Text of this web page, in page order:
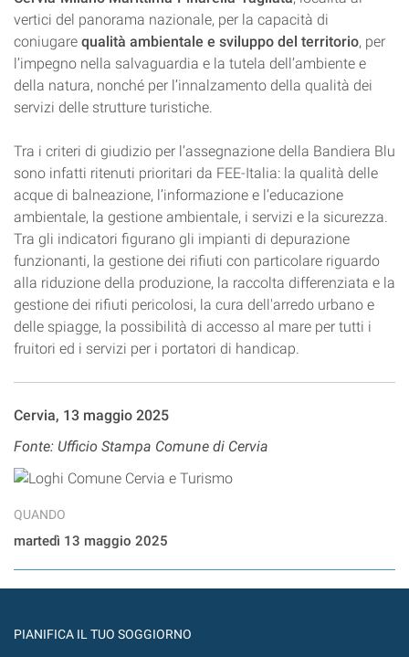
vertici del panorama nazionale, per la capacità di
coniugare qualità ambientale e sviluppo del territorio, per
l’impegno nella salvaguardia e la tutela dell’ambiente e
della natura, nonché per l’innalzamento della qualità dei
servizi delle strutture turistiche.
Tra i criteri di giudizio per l’assegnazione della Bandiera Blu
sono infatti ritenuti prioritari da FEE-Italia: la qualità delle
acque di balneazione, l’informazione e l’educazione
ambientale, la gestione ambientale, i servizi e la sicurezza.
Tra gli indicatori figurano gli impianti di depurazione
funzionanti, la gestione dei rifiuti con particolare riguardo
alla riduzione della produzione, la raccolta differenziata e la
gestione dei rifiuti pericolosi, la cura dell'arredo urbano e
delle spiagge, la possibilità di accesso al mare per tutti i
fruitori ed i servizi per i portatori di handicap.
Cervia, 13 maggio 2025
Fonte: Ufficio Stampa Comune di Cervia
QUANDO
martedì 13 maggio 2025
PIANIFICA IL TUO SOGGIORNO